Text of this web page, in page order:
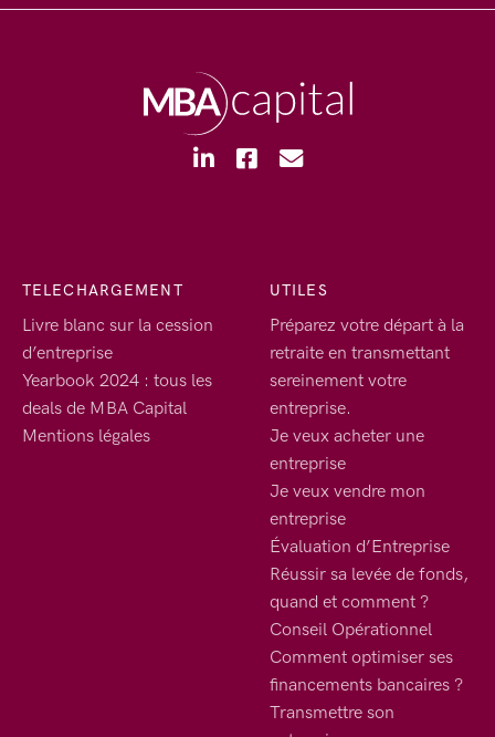
TELECHARGEMENT
Livre blanc sur la cession
d’entreprise
Yearbook 2024 : tous les
deals de MBA Capital
Mentions légales
UTILES
Préparez votre départ à la
retraite en transmettant
sereinement votre
entreprise.
Je veux acheter une
entreprise
Je veux vendre mon
entreprise
Évaluation d’Entreprise
Réussir sa levée de fonds,
quand et comment ?
Conseil Opérationnel
Comment optimiser ses
financements bancaires ?
Transmettre son